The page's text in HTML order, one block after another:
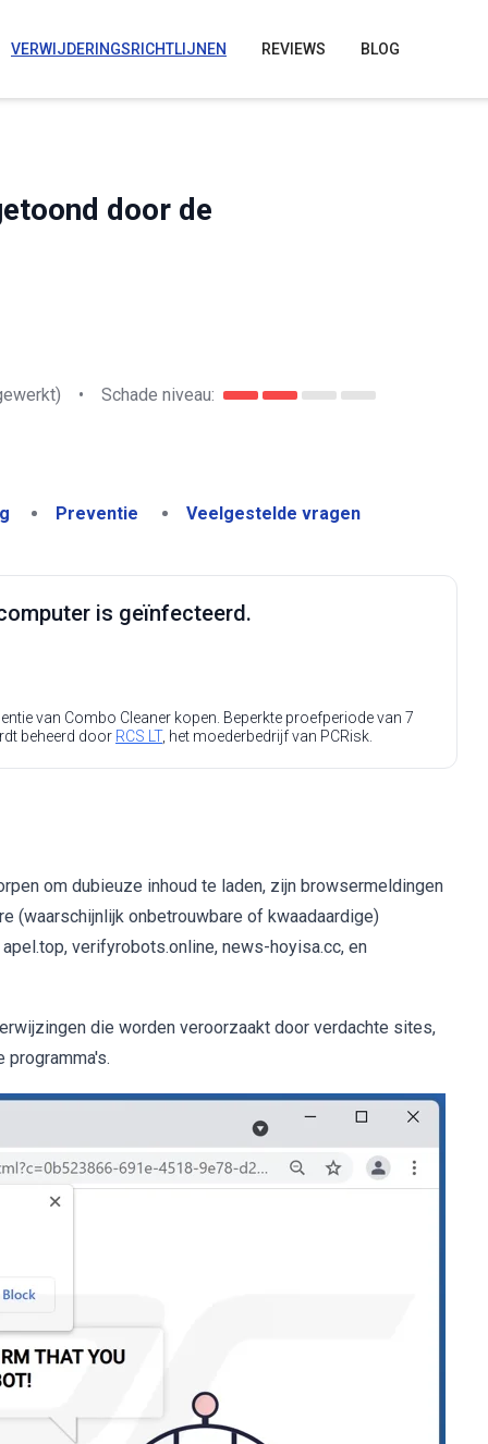
VERWIJDERINGSRICHTLIJNEN REVIEWS BLOG
door de
• Schade niveau:
Preventie Veelgestelde vragen
is geïnfecteerd.
van Combo Cleaner kopen. Beperkte proefperiode van 7
beheerd door RCS LT, het moederbedrijf van PCRisk.
om dubieuze inhoud te laden, zijn browsermeldingen
(waarschijnlijk onbetrouwbare of kwaadaardige)
verifyrobots.online, news-hoyisa.cc, en
die worden veroorzaakt door verdachte sites,